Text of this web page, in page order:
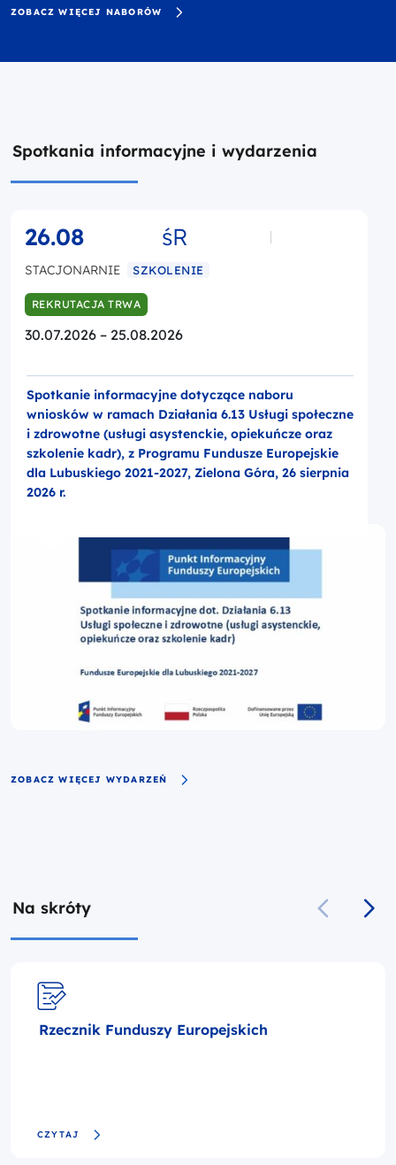
ZOBACZ WIĘCEJ NABORÓW
Spotkania informacyjne i wydarzenia
26.08 śR
STACJONARNIE SZKOLENIE
REKRUTACJA TRWA
30.07.2026 – 25.08.2026
Spotkanie informacyjne dotyczące naboru
wniosków w ramach Działania 6.13 Usługi społeczne
i zdrowotne (usługi asystenckie, opiekuńcze oraz
szkolenie kadr), z Programu Fundusze Europejskie
dla Lubuskiego 2021-2027, Zielona Góra, 26 sierpnia
2026 r.
ZOBACZ WIĘCEJ WYDARZEŃ
Na skróty
Rzecznik Funduszy Europejskich
CZYTAJ